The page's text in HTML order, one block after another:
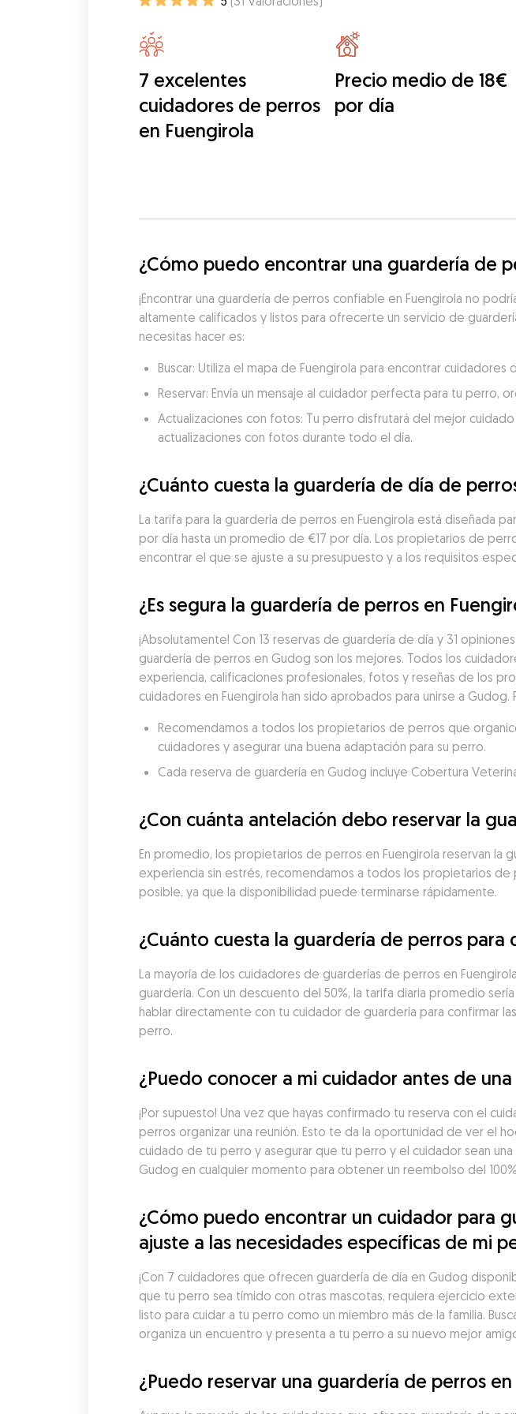
7 excelentes
cuidadores de perros
en Fuengirola
Precio medio de 18€
por día
¿Cómo puedo encontrar una guardería de
¡Encontrar una guardería de perros confiable en Fuengirola no
altamente calificados y listos para ofrecerte un servicio de
necesitas hacer es:
Buscar: Utiliza el mapa de Fuengirola para encontrar
Reservar: Envía un mensaje al cuidador perfecta para tu perro,
Actualizaciones con fotos: Tu perro disfrutará del mejor
actualizaciones con fotos durante todo el día.
¿Cuánto cuesta la guardería de día de
La tarifa para la guardería de perros en Fuengirola está diseñada
por día hasta un promedio de €17 por día. Los propietarios de
encontrar el que se ajuste a su presupuesto y a los requisitos
¿Es segura la guardería de perros en
¡Absolutamente! Con 13 reservas de guardería de día y 31
guardería de perros en Gudog son los mejores. Todos los
experiencia, calificaciones profesionales, fotos y reseñas de los
cuidadores en Fuengirola han sido aprobados para unirse a Gudog.
Recomendamos a todos los propietarios de perros que
cuidadores y asegurar una buena adaptación para su perro.
Cada reserva de guardería en Gudog incluye Cobertura
¿Con cuánta antelación debo reservar la
En promedio, los propietarios de perros en Fuengirola reservan la
experiencia sin estrés, recomendamos a todos los propietarios
posible, ya que la disponibilidad puede terminarse rápidamente.
¿Cuánto cuesta la guardería de perros para
La mayoría de los cuidadores de guarderías de perros en
guardería. Con un descuento del 50%, la tarifa diaria promedio
hablar directamente con tu cuidador de guardería para confirmar
perro.
¿Puedo conocer a mi cuidador antes de
¡Por supuesto! Una vez que hayas confirmado tu reserva con el
perros organizar una reunión. Esto te da la oportunidad de ver el
cuidado de tu perro y asegurar que tu perro y el cuidador sean
Gudog en cualquier momento para obtener un reembolso del
¿Cómo puedo encontrar un cuidador para
ajuste a las necesidades específicas de mi
¡Con 7 cuidadores que ofrecen guardería de día en Gudog
que tu perro sea tímido con otras mascotas, requiera ejercicio
listo para cuidar a tu perro como un miembro más de la familia.
organiza un encuentro y presenta a tu perro a su nuevo mejor
¿Puedo reservar una guardería de perros